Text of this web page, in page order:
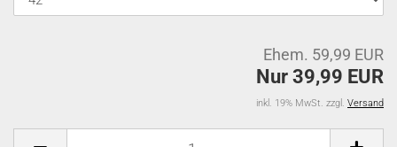
Ehem. 59,99 EUR
Nur 39,99 EUR
inkl. 19% MwSt. zzgl. Versand